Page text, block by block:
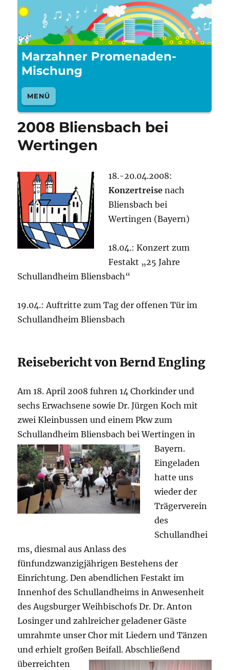
Marzahner Promenaden-
Mischung
MENÜ
2008 Bliensbach bei
Wertingen
18.-20.04.2008:
Konzertreise nach
Bliensbach bei
Wertingen (Bayern)
18.04.: Konzert zum
Festakt „25 Jahre
Schullandheim Bliensbach“
19.04.: Auftritte zum Tag der offenen Tür im
Schullandheim Bliensbach
Reisebericht von Bernd Engling
Am 18. April 2008 fuhren 14 Chorkinder und
sechs Erwachsene sowie Dr. Jürgen Koch mit
zwei Kleinbussen und einem Pkw zum
Schullandheim Bliensbach bei Wertingen in
Bayern.
Eingeladen
hatte uns
wieder der
Trägerverein
des
Schullandhei
ms, diesmal aus Anlass des
fünfundzwanzigjährigen Bestehens der
Einrichtung. Den abendlichen Festakt im
Innenhof des Schullandheims in Anwesenheit
des Augsburger Weihbischofs Dr. Dr. Anton
Losinger und zahlreicher geladener Gäste
umrahmte unser Chor mit Liedern und Tänzen
und erhielt großen Beifall.Abschließend
überreichten